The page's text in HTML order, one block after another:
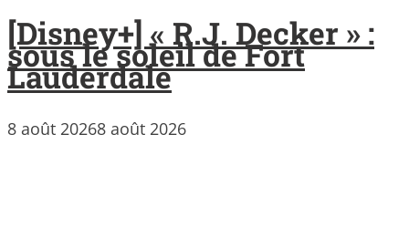
[Disney+] « R.J. Decker » :
sous le soleil de Fort
Lauderdale
8 août 20268 août 2026